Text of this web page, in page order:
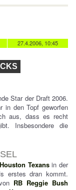
27.4.2006, 10:45
Star der Draft 2006.
in den Topf geworfen
aus, dass es recht
Insbesondere die
Houston Texansin der
erstes dran kommt.
RB Reggie Bush